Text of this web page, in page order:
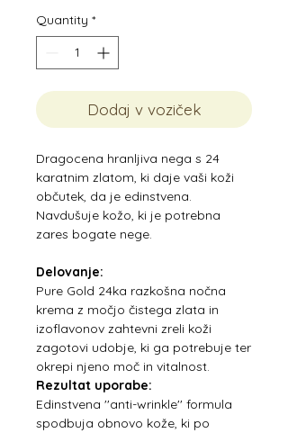
Quantity *
Dodaj v voziček
Dragocena hranljiva nega s 24
karatnim zlatom, ki daje vaši koži
občutek, da je edinstvena.
Navdušuje kožo, ki je potrebna
zares bogate nege.
Delovanje:
Pure Gold 24ka razkošna nočna
krema z močjo čistega zlata in
izoflavonov zahtevni zreli koži
zagotovi udobje, ki ga potrebuje ter
okrepi njeno moč in vitalnost.
Rezultat uporabe:
Edinstvena ''anti-wrinkle'' formula
spodbuja obnovo kože, ki po